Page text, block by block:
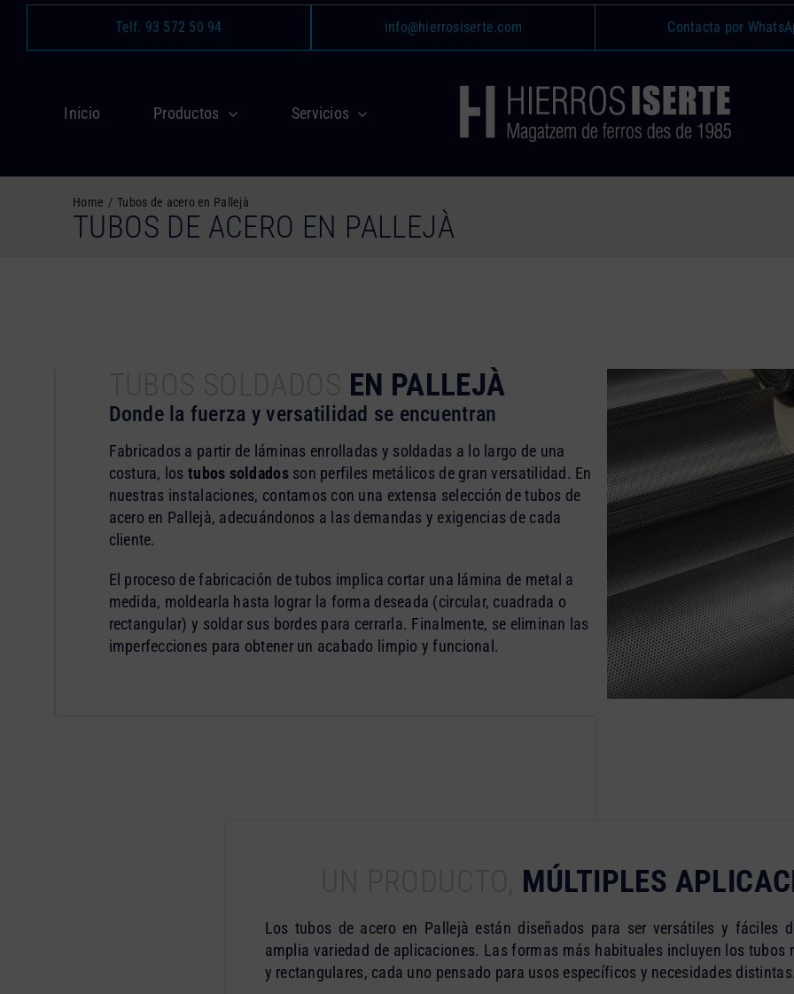
Saltar
contenido
Telf. 93 572 50 94 info@hierrosiserte.com Contacta por
Inicio Productos Servicios
Home Tubos de acero en Pallejà
TUBOS DE ACERO EN PALLEJÀ
EN PALLEJÀ
Donde la fuerza y versatilidad se encuentran
Fabricados a partir de láminas enrolladas y soldadas a lo largo de una
costura, lostubos soldadosson perfiles metálicos de gran versatilidad. En
nuestras instalaciones, contamos con una extensa selección de tubos de
acero en Pallejà, adecuándonos a las demandas y exigencias de cada
cliente.
El proceso de fabricación de tubos implica cortar una lámina de metal a
medida, moldearla hasta lograr la forma deseada (circular, cuadrada o
rectangular) y soldar sus bordes para cerrarla. Finalmente, se eliminan las
imperfecciones para obtener un acabado limpio y funcional.
MÚLTIPLES
Los tubos de acero en Pallejà están diseñados para ser versátiles y fáciles
amplia variedad de aplicaciones. Las formas más habituales incluyen los tubos
y rectangulares, cada uno pensado para usos específicos y necesidades